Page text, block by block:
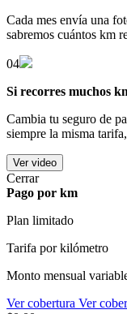
Cada mes envía una
sabremos cuántos km
04
Si recorres muchos
Cambia tu seguro de
siempre la misma
Ver video
Cerrar
Pago por km
Plan limitado
Tarifa por kilómetro
Monto mensual
Ver cobertura Ver